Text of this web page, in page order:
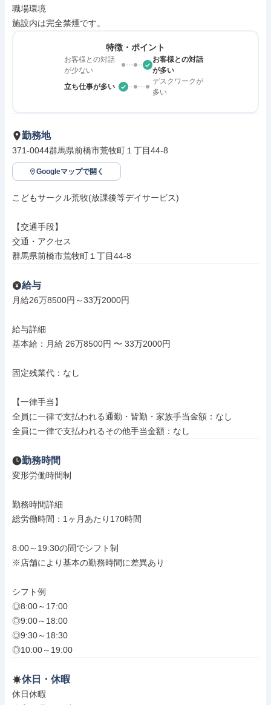
職場環境
施設内は完全禁煙です。
特徴・ポイント
お客様との対話
が少ない
お客様との対話
が多い
立ち仕事が多い
デスクワークが
多い
勤務地
371-0044群馬県前橋市荒牧町１丁目44-8
Googleマップで開く
こどもサークル荒牧(放課後等デイサービス)
【交通手段】
交通・アクセス
群馬県前橋市荒牧町１丁目44-8
給与
月給26万8500円～33万2000円
給与詳細
基本給：月給 26万8500円 〜 33万2000円
固定残業代：なし
【一律手当】
全員に一律で支払われる通勤・皆勤・家族手当金額：なし
全員に一律で支払われるその他手当金額：なし
勤務時間
変形労働時間制
勤務時間詳細
総労働時間：1ヶ月あたり170時間
8:00～19:30の間でシフト制
※店舗により基本の勤務時間に差異あり
シフト例
◎8:00～17:00
◎9:00～18:00
◎9:30～18:30
◎10:00～19:00
休日・休暇
休日休暇